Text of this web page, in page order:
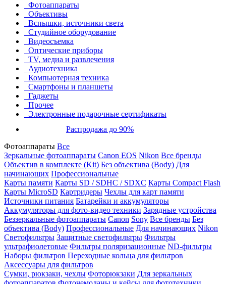
Фотоаппараты
Объективы
Вспышки, источники света
Студийное оборудование
Видеосъемка
Оптические приборы
TV, медиа и развлечения
Аудиотехника
Компьютерная техника
Смартфоны и планшеты
Гаджеты
Прочее
Электронные подарочные сертификаты
Распродажа до 90%
Фотоаппараты Все
Зеркальные фотоаппараты Canon EOS Nikon Все бренды
Объектив в комплекте (Kit) Без объектива (Body) Для
начинающих Профессиональные
Карты памяти Карты SD / SDHC / SDXC Карты Compact Flash
Карты MicroSD Картридеры Чехлы для карт памяти
Источники питания Батарейки и аккумуляторы
Аккумуляторы для фото-видео техники Зарядные устройства
Беззеркальные фотоаппараты Canon Sony Все бренды Без
объектива (Body) Профессиональные Для начинающих Nikon
Светофильтры Защитные светофильтры Фильтры
ультрафиолетовые Фильтры поляризационные ND-фильтры
Наборы фильтров Переходные кольца для фильтров
Аксессуары для фильтров
Сумки, рюкзаки, чехлы Фоторюкзаки Для зеркальных